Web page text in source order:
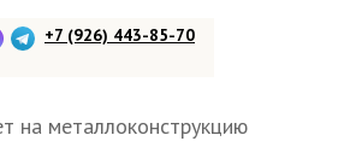
+7 (926) 443-85-70
на металлоконструкцию